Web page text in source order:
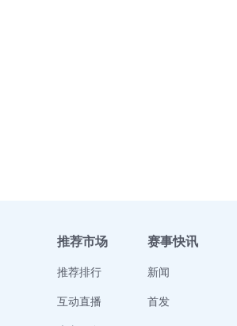
推荐市场
推荐排行
互动直播
赛事快讯
新闻
首发